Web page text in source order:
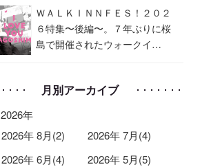
ＷＡＬＫＩＮＮＦＥＳ！２０２
６特集〜後編〜。７年ぶりに桜
島で開催されたウォークイ…
月別アーカイブ
2026年
2026年 8月(2)
2026年 7月(4)
2026年 6月(4)
2026年 5月(5)